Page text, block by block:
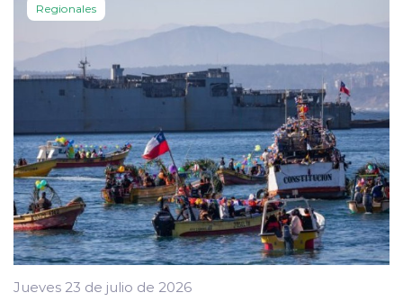
Regionales
Jueves 23 de julio de 2026